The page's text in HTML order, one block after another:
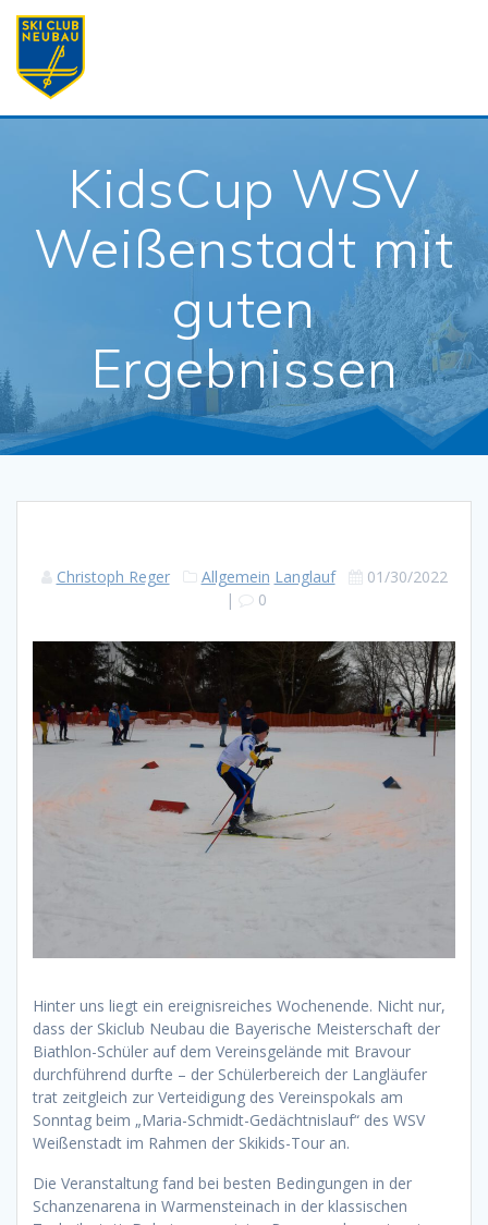
KidsCup WSV
Weißenstadt mit
guten
Ergebnissen
Christoph Reger Allgemein Langlauf
01/30/2022
|
0
Hinter uns liegt ein ereignisreiches Wochenende. Nicht nur,
dass der Skiclub Neubau die Bayerische Meisterschaft der
Biathlon-Schüler auf dem Vereinsgelände mit Bravour
durchführend durfte – der Schülerbereich der Langläufer
trat zeitgleich zur Verteidigung des Vereinspokals am
Sonntag beim „Maria-Schmidt-Gedächtnislauf“ des WSV
Weißenstadt im Rahmen der Skikids-Tour an.
Die Veranstaltung fand bei besten Bedingungen in der
Schanzenarena in Warmensteinach in der klassischen